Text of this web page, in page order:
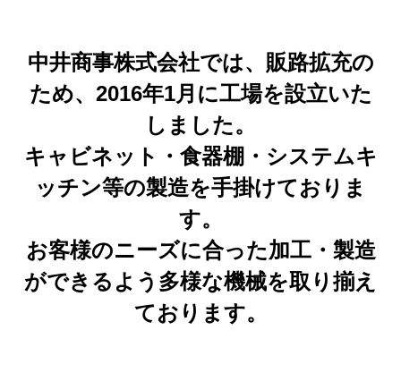
工場紹介
採用コンセプト
社員インタビュー
中井商事株式会社では、販路拡充の
ため、2016年1月に工場を設立いた
しました。
キャビネット・食器棚・システムキ
ッチン等の製造を手掛けておりま
す。
お客様のニーズに合った加工・製造
ができるよう多様な機械を取り揃え
ております。